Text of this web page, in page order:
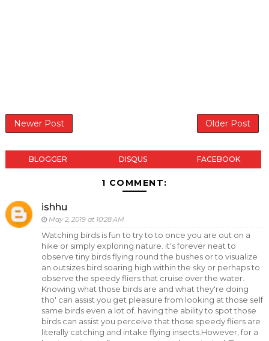
Newer Post Older Post
BLOGGER DISQUS FACEBOOK
1 COMMENT:
ishhu
May 2, 2019 at 10:28 AM
Watching birds is fun to try to to once you are out on a
hike or simply exploring nature. it's forever neat to
observe tiny birds flying round the bushes or to visualize
an outsizes bird soaring high within the sky or perhaps to
observe the speedy fliers that cruise over the water.
Knowing what those birds are and what they're doing
tho' can assist you get pleasure from looking at those self
same birds even a lot of. having the ability to spot those
birds can assist you perceive that those speedy fliers are
literally catching and intake flying insects.However, for a